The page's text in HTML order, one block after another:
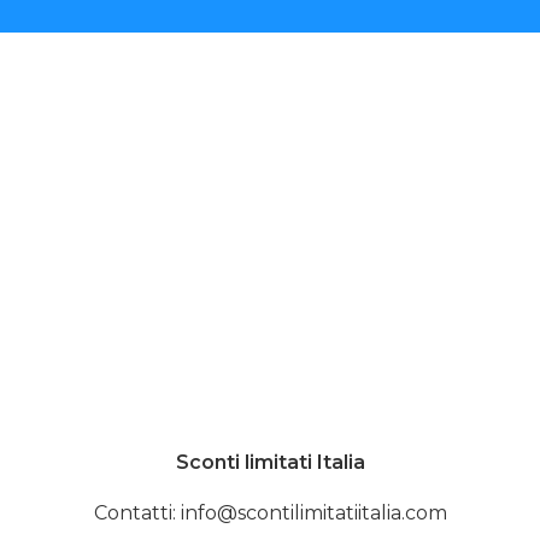
Sconti limitati Italia
Contatti: info@scontilimitatiitalia.com